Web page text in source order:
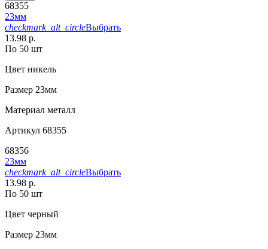
68355
23мм
checkmark_alt_circleВыбрать
13.98 р.
По 50 шт
Цвет никель
Размер 23мм
Материал металл
Артикул 68355
68356
23мм
checkmark_alt_circleВыбрать
13.98 р.
По 50 шт
Цвет черный
Размер 23мм